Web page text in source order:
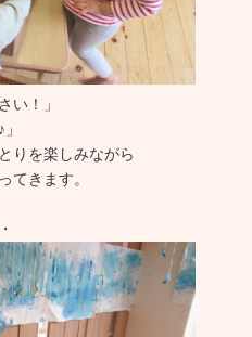
！」
りを楽しみながら
てきます。